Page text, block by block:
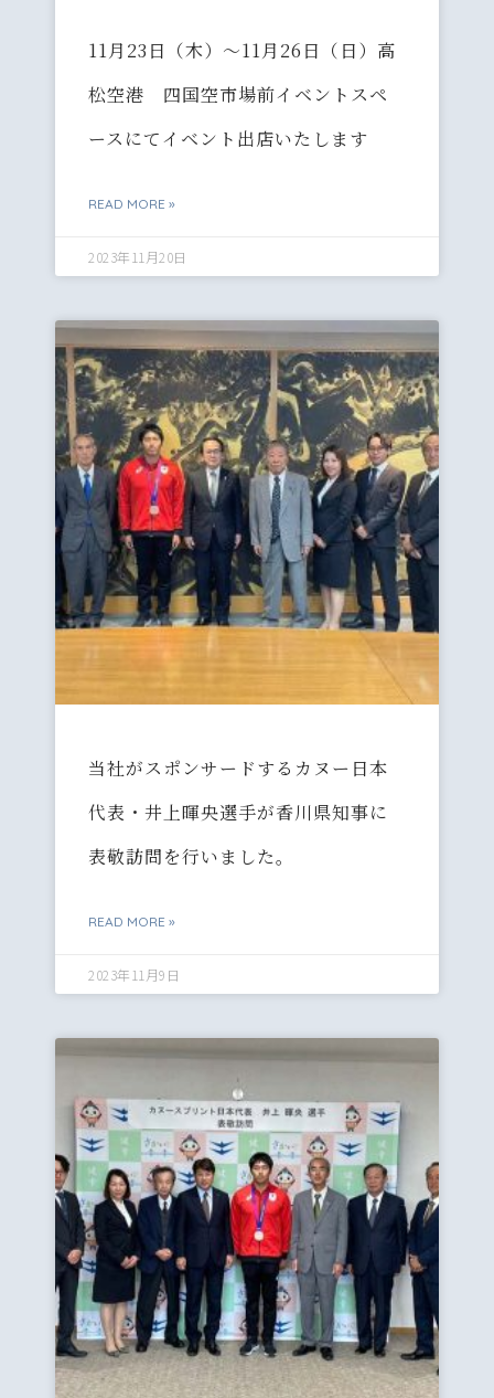
11月23日（木）〜11月26日（日）高
松空港 四国空市場前イベントスペ
ースにてイベント出店いたします
READ MORE »
2023年11月20日
当社がスポンサードするカヌー日本
代表・井上暉央選手が香川県知事に
表敬訪問を行いました。
READ MORE »
2023年11月9日